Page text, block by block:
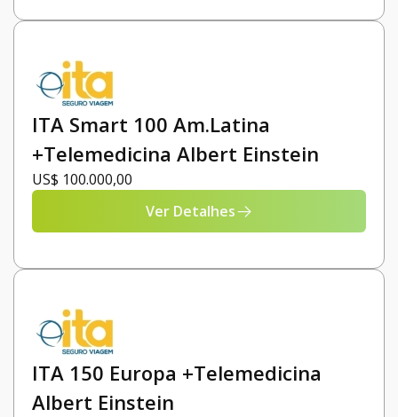
ITA Smart 100 Am.Latina
+Telemedicina Albert Einstein
US$ 100.000,00
Ver Detalhes
ITA 150 Europa +Telemedicina
Albert Einstein